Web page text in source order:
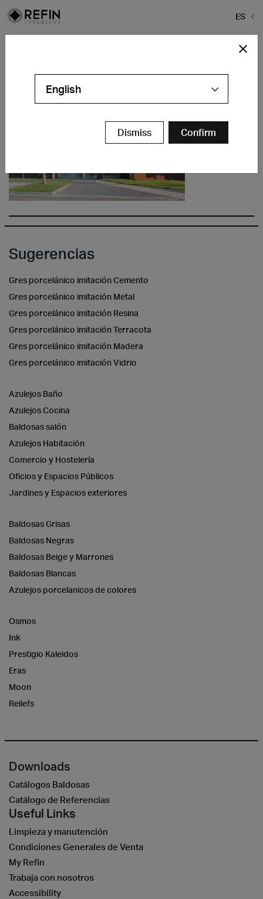
ES
Sugerencias
Gres porcelánico imitación Cemento
Gres porcelánico imitación Metal
Gres porcelánico imitación Resina
Gres porcelánico imitación Terracota
Gres porcelánico imitación Madera
Gres porcelánico imitación Vidrio
Azulejos Baño
Azulejos Cocina
Baldosas salón
Azulejos Habitación
Comercio y Hostelería
Oficios y Espacios Públicos
Jardines y Espacios exteriores
Baldosas Grisas
Baldosas Negras
Baldosas Beige y Marrones
Baldosas Blancas
Azulejos porcelanicos de colores
Osmos
Ink
Prestigio Kaleidos
Eras
Moon
Reliefs
Downloads
Catálogos Baldosas
Catálogo de Referencias
Useful Links
Limpieza y manutención
Condiciones Generales de Venta
My Refin
Trabaja con nosotros
Accessibility
English
Dismiss Confirm